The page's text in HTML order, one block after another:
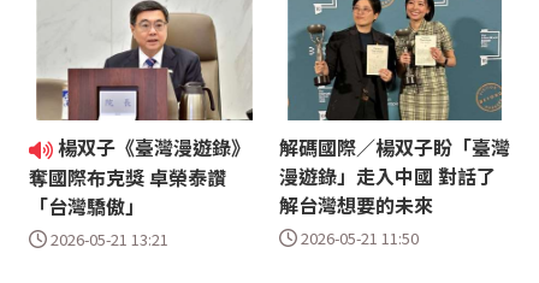
楊双子《臺灣漫遊錄》
奪國際布克獎 卓榮泰讚
「台灣驕傲」
2026-05-21 13:21
解碼國際／楊双子盼「臺灣
漫遊錄」走入中國 對話了
解台灣想要的未來
2026-05-21 11:50